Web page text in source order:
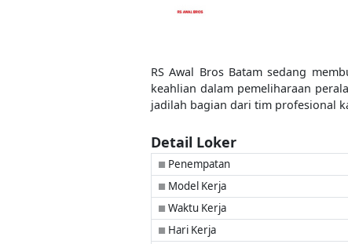
RS Awal Bros Batam sedang
keahlian dalam pemeliharaan
jadilah bagian dari tim profesional
Detail Loker
■ Penempatan
■ Model Kerja
■ Waktu Kerja
■ Hari Kerja